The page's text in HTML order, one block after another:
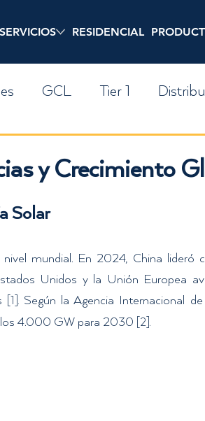
SERVICIOS RESIDENCIAL
GCL Tier 1
y Crecimiento
Solar
mundial. En 2024, China lideró
Unidos y la Unión Europea
[1]. Según la Agencia Internacional
los 4.000 GW para 2030 [2].